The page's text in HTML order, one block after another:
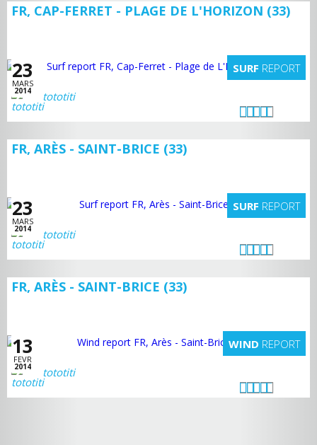
FR, CAP-FERRET - PLAGE DE L'HORIZON (33)
23
MARS
2014
SURF REPORT
tototiti
FR, ARÈS - SAINT-BRICE (33)
23
MARS
2014
SURF REPORT
tototiti
FR, ARÈS - SAINT-BRICE (33)
13
FEVR
2014
WIND REPORT
tototiti